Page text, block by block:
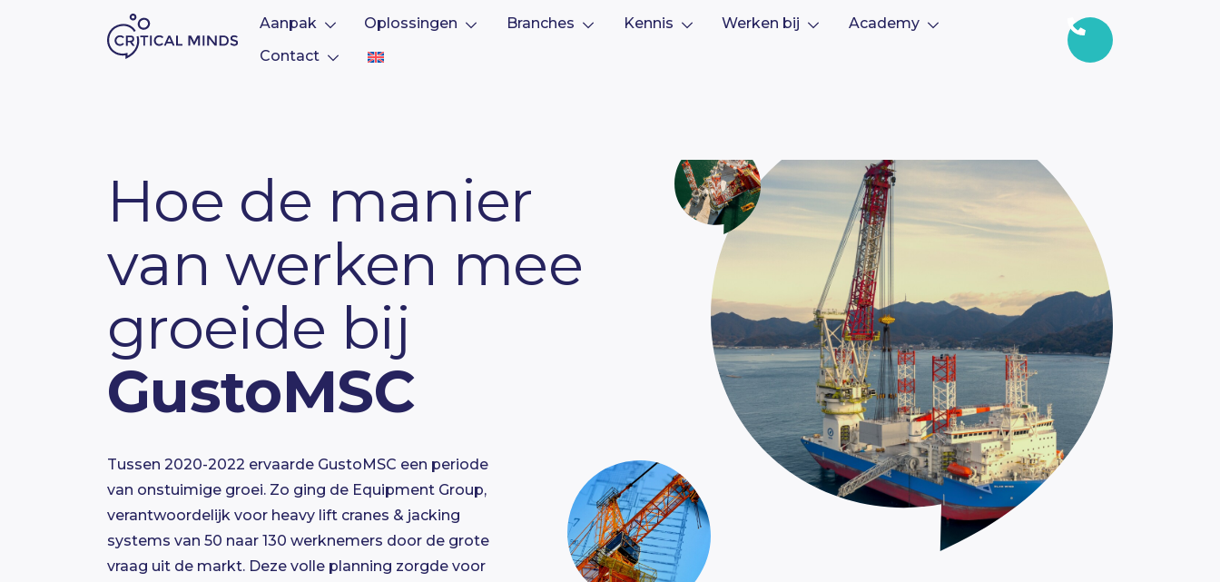
Aanpak Oplossingen Branches Kennis Werken bij
Academy
Contact
Hoe de manier
van werken mee
groeide bij
GustoMSC
Tussen 2020-2022 ervaarde GustoMSC een periode
van onstuimige groei. Zo ging de Equipment Group,
verantwoordelijk voor heavy lift cranes & jacking
systems van 50 naar 130 werknemers door de grote
vraag uit de markt. Deze volle planning zorgde voor